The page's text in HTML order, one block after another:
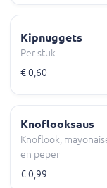
Kipnuggets
Per stuk
€ 0,60
Knoflooksaus
Knoflook,
en peper
€ 0,99